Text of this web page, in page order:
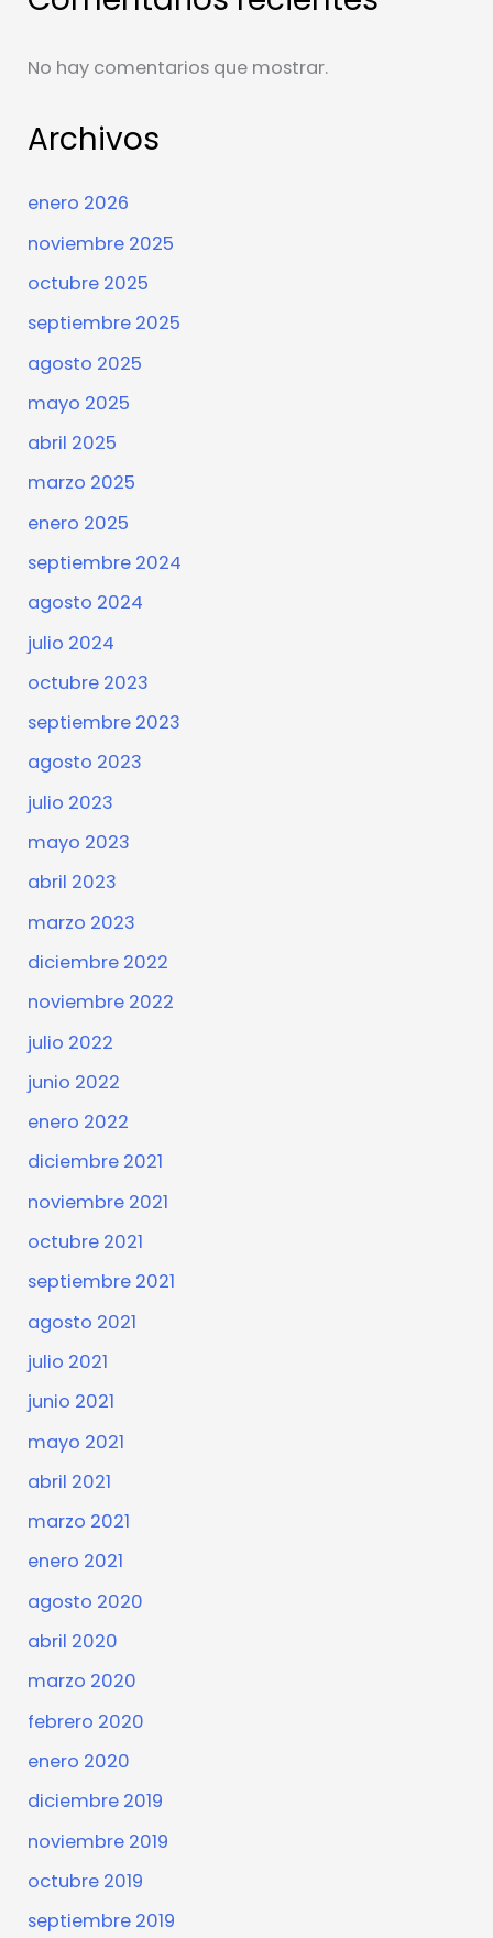
No hay comentarios que mostrar.
Archivos
enero 2026
noviembre 2025
octubre 2025
septiembre 2025
agosto 2025
mayo 2025
abril 2025
marzo 2025
enero 2025
septiembre 2024
agosto 2024
julio 2024
octubre 2023
septiembre 2023
agosto 2023
julio 2023
mayo 2023
abril 2023
marzo 2023
diciembre 2022
noviembre 2022
julio 2022
junio 2022
enero 2022
diciembre 2021
noviembre 2021
octubre 2021
septiembre 2021
agosto 2021
julio 2021
junio 2021
mayo 2021
abril 2021
marzo 2021
enero 2021
agosto 2020
abril 2020
marzo 2020
febrero 2020
enero 2020
diciembre 2019
noviembre 2019
octubre 2019
septiembre 2019